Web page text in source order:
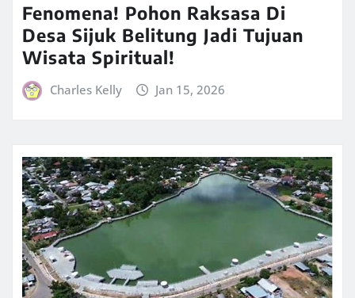
Fenomena! Pohon Raksasa Di
Desa Sijuk Belitung Jadi Tujuan
Wisata Spiritual!
Charles Kelly Jan 15, 2026